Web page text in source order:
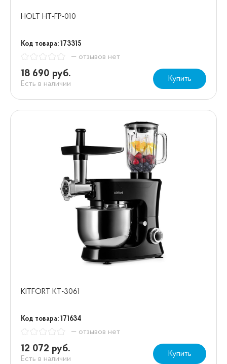
HOLT HT-FP-010
Код товара: 173315
— отзывов нет
18 690 руб.
Есть в наличии
Купить
KITFORT КТ-3061
Код товара: 171634
— отзывов нет
12 072 руб.
Есть в наличии
Купить